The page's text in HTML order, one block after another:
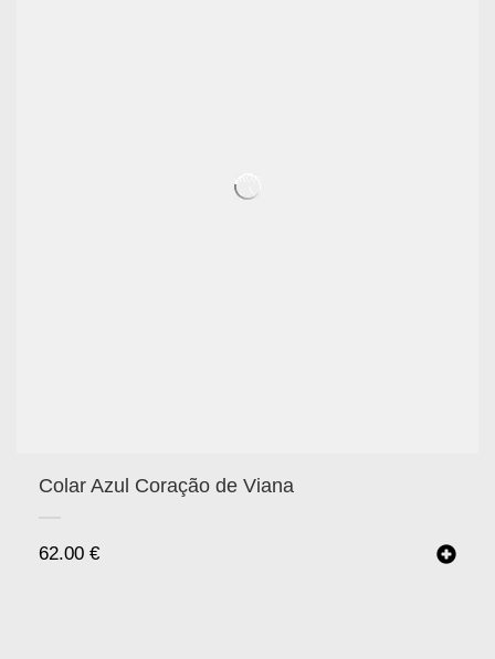
Colar Azul Coração de Viana
62.00 €